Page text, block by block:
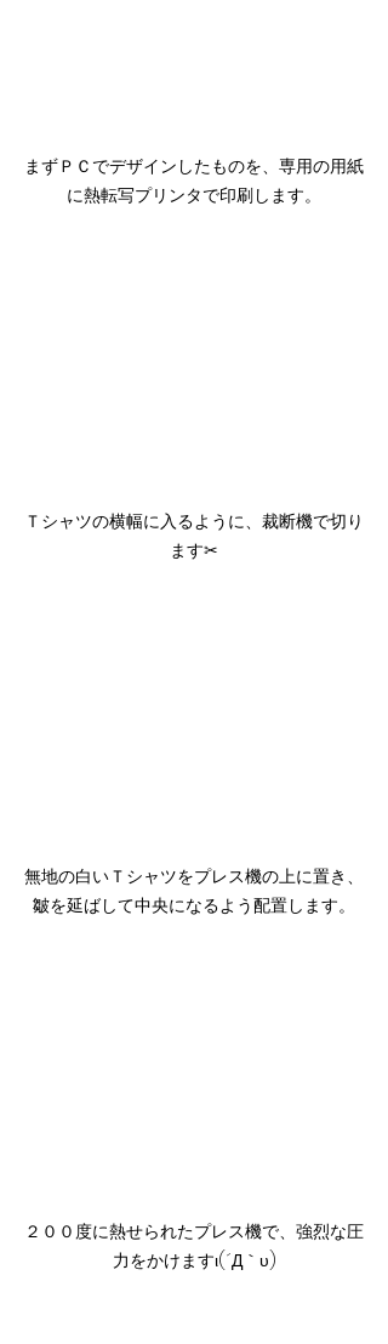
まずＰＣでデザインしたものを、専用の用紙
に熱転写プリンタで印刷します。
Ｔシャツの横幅に入るように、裁断機で切り
ます✂
無地の白いＴシャツをプレス機の上に置き、
皺を延ばして中央になるよう配置します。
２００度に熱せられたプレス機で、強烈な圧
力をかけますι(´Д｀υ)